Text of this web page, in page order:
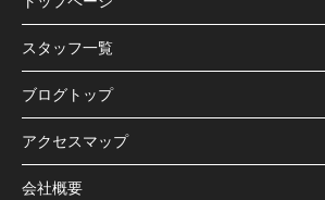
スタッフ一覧
ブログトップ
アクセスマップ
会社概要